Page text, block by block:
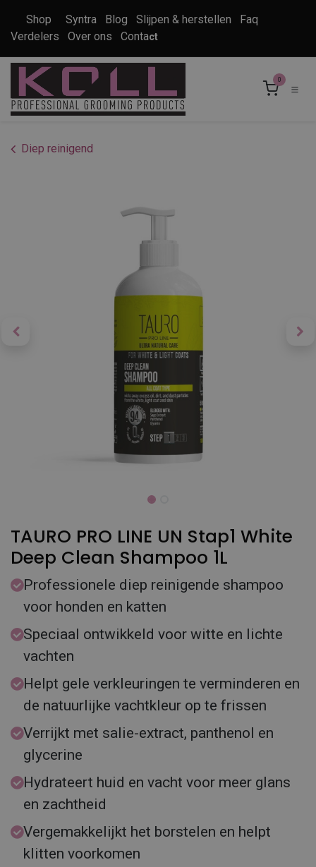
Shop Syntra Blog Slijpen & herstellen
Faq
Verdelers
Over ons Contact
0
Diep reinigend
TAURO PRO LINE UN Stap1 White
Deep Clean Shampoo 1L
Professionele diep reinigende shampoo
voor honden en katten
Speciaal ontwikkeld voor witte en lichte
vachten
Helpt gele verkleuringen te verminderen en
de natuurlijke vachtkleur op te frissen
Verrijkt met salie-extract, panthenol en
glycerine
Hydrateert huid en vacht voor meer glans
en zachtheid
Vergemakkelijkt het borstelen en helpt
klitten voorkomen